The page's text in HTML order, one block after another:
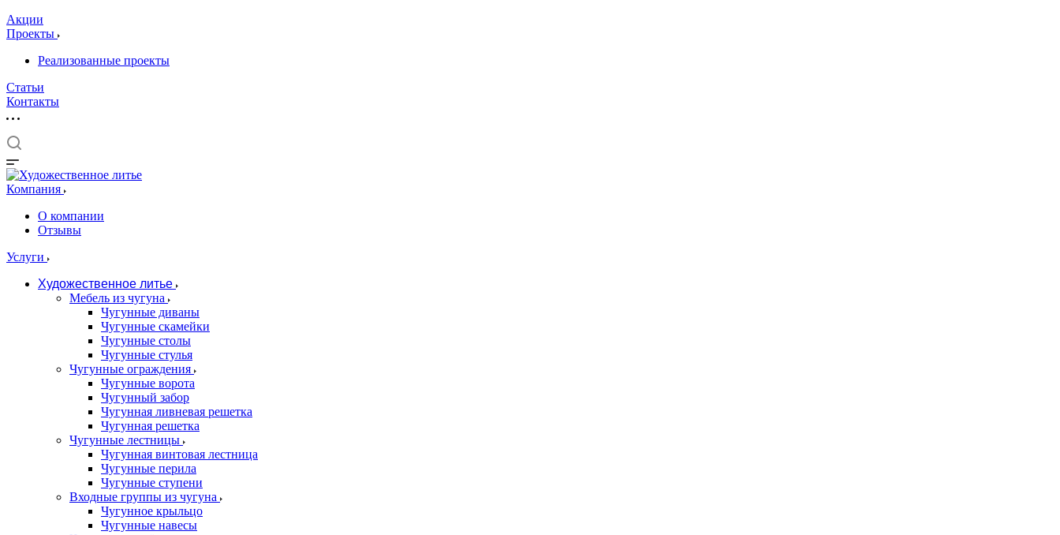
Акции
Проекты
Реализованные проекты
Статьи
Контакты
Компания
О компании
Отзывы
Услуги
Художественное литье
Мебель из чугуна
Чугунные диваны
Чугунные скамейки
Чугунные столы
Чугунные стулья
Чугунные ограждения
Чугунные ворота
Чугунный забор
Чугунная ливневая решетка
Чугунная решетка
Чугунные лестницы
Чугунная винтовая лестница
Чугунные перила
Чугунные ступени
Входные группы из чугуна
Чугунное крыльцо
Чугунные навесы